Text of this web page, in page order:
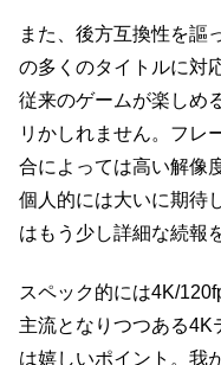
また、後方互換性を謳
の多くのタイトルに対
従来のゲームが楽しめ
リかしれません。フレ
合によっては高い解像
個人的には大いに期待
はもう少し詳細な続報
スペック的には4K/
主流となりつつある4K
は嬉しいポイント。我